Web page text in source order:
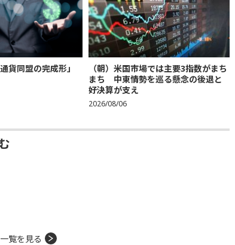
貨同盟の完成形」
（朝）米国市場では主要3指数がまち
まち 中東情勢を巡る懸念の後退と
好決算が支え
2026/08/06
覧を見る